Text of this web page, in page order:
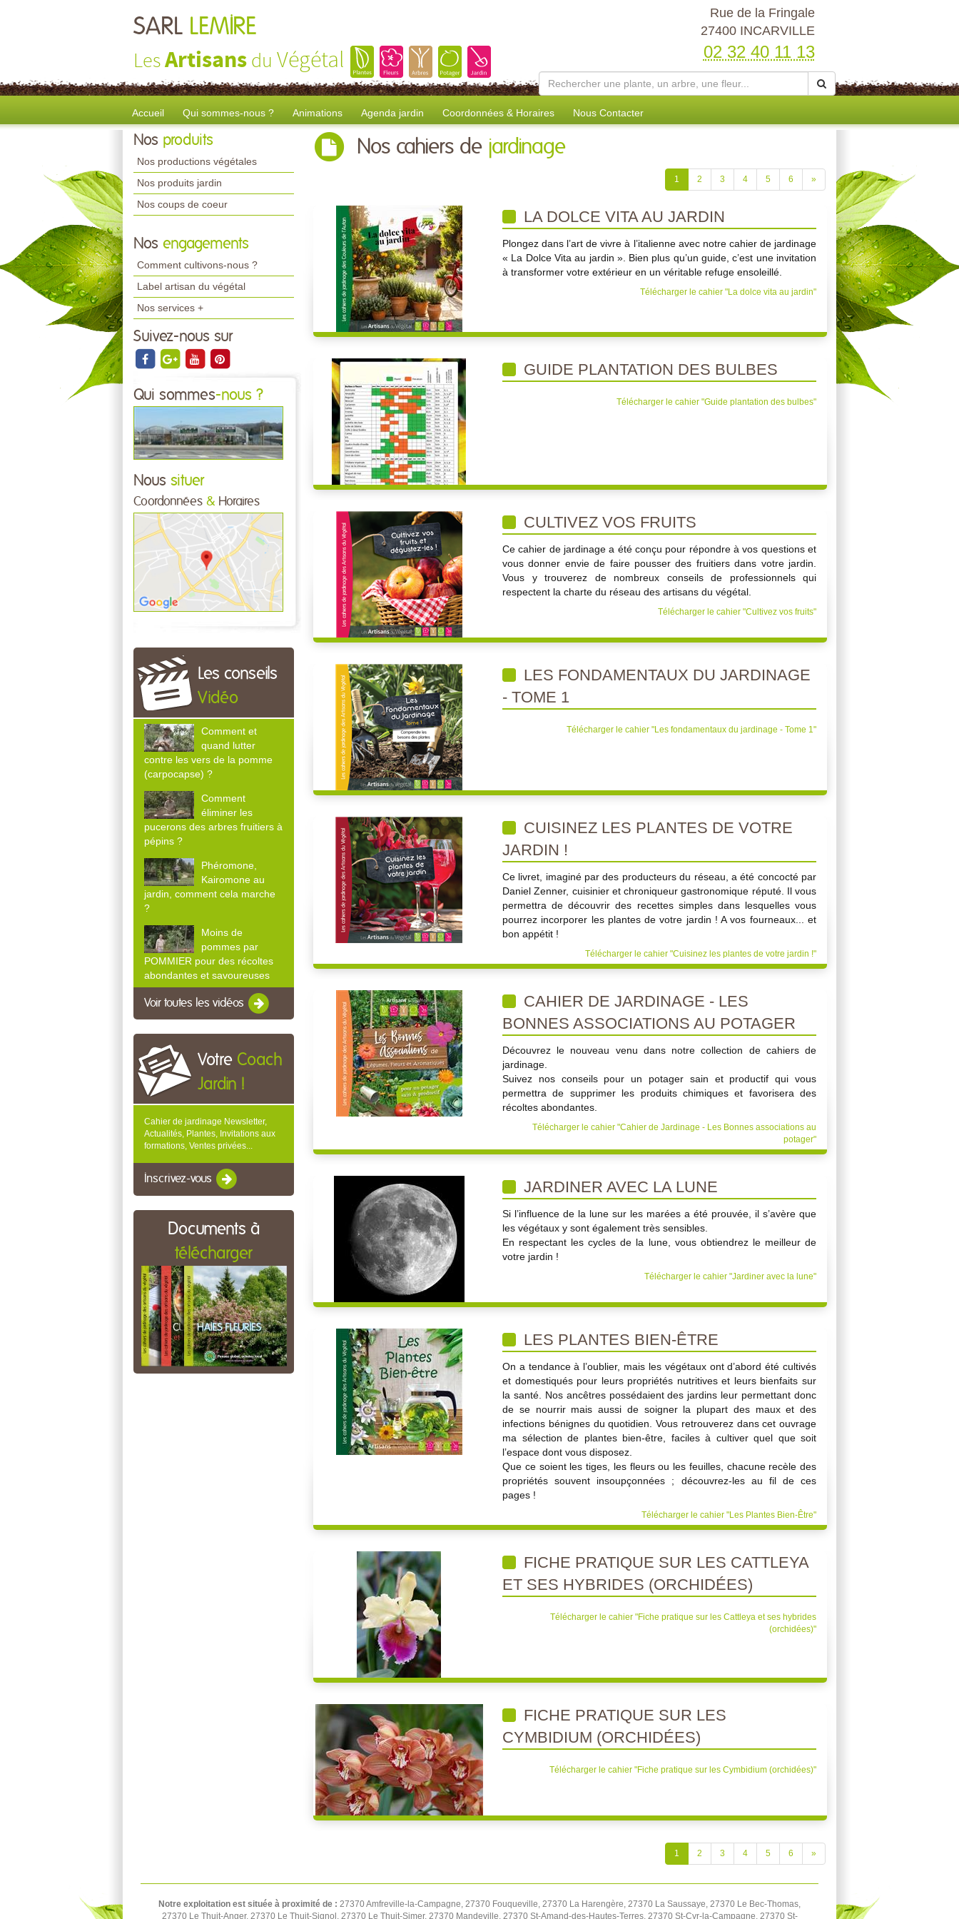
SARL LEMIRE
LesArtisans du Végétal
Rue de la Fringale
27400 INCARVILLE
02 32 40 11 13
Accueil Qui sommes-nous ? Animations Agenda jardin Coordonnées & Horaires Nous Contacter
Nos produits
Nos productions végétales
Nos produits jardin
Nos coups de coeur
Nos engagements
Comment cultivons-nous ?
Label artisan du végétal
Nos services +
Suivez-nous sur
Qui sommes-nous ?
Nous situer
Coordonnées & Horaires
Les conseils
Vidéo
Comment et
quand lutter
contre les vers de la pomme
(carpocapse) ?
Comment
éliminer les
pucerons des arbres fruitiers à
pépins ?
Phéromone,
Kairomone au
jardin, comment cela marche
?
Moins de
pommes par
POMMIER pour des récoltes
abondantes et savoureuses
Voir toutes les vidéos
Votre Coach
Jardin !
Cahier de jardinage Newsletter,
Actualités, Plantes, Invitations aux
formations, Ventes privées...
Inscrivez-vous
Documents à
télécharger
Nos cahiers de jardinage
1 2 3 4 5 6 »
LA DOLCE VITA AU JARDIN
Plongez dans l’art de vivre à l’italienne avec notre cahier de jardinage
« La Dolce Vita au jardin ». Bien plus qu’un guide, c’est une invitation
à transformer votre extérieur en un véritable refuge ensoleillé.
Télécharger le cahier "La dolce vita au jardin"
GUIDE PLANTATION DES BULBES
Télécharger le cahier "Guide plantation des bulbes"
CULTIVEZ VOS FRUITS
Ce cahier de jardinage a été conçu pour répondre à vos questions et
vous donner envie de faire pousser des fruitiers dans votre jardin.
Vous y trouverez de nombreux conseils de professionnels qui
respectent la charte du réseau des artisans du végétal.
Télécharger le cahier "Cultivez vos fruits"
LES FONDAMENTAUX DU JARDINAGE
- TOME 1
Télécharger le cahier "Les fondamentaux du jardinage - Tome 1"
CUISINEZ LES PLANTES DE VOTRE
JARDIN !
Ce livret, imaginé par des producteurs du réseau, a été concocté par
Daniel Zenner, cuisinier et chroniqueur gastronomique réputé. Il vous
permettra de découvrir des recettes simples dans lesquelles vous
pourrez incorporer les plantes de votre jardin ! A vos fourneaux... et
bon appétit !
Télécharger le cahier "Cuisinez les plantes de votre jardin !"
CAHIER DE JARDINAGE - LES
BONNES ASSOCIATIONS AU POTAGER
Découvrez le nouveau venu dans notre collection de cahiers de
jardinage.
Suivez nos conseils pour un potager sain et productif qui vous
permettra de supprimer les produits chimiques et favorisera des
récoltes abondantes.
Télécharger le cahier "Cahier de Jardinage - Les Bonnes associations au
potager"
JARDINER AVEC LA LUNE
Si l’influence de la lune sur les marées a été prouvée, il s’avère que
les végétaux y sont également très sensibles.
En respectant les cycles de la lune, vous obtiendrez le meilleur de
votre jardin !
Télécharger le cahier "Jardiner avec la lune"
LES PLANTES BIEN-ÊTRE
On a tendance à l’oublier, mais les végétaux ont d’abord été cultivés
et domestiqués pour leurs propriétés nutritives et leurs bienfaits sur
la santé. Nos ancêtres possédaient des jardins leur permettant donc
de se nourrir mais aussi de soigner la plupart des maux et des
infections bénignes du quotidien. Vous retrouverez dans cet ouvrage
ma sélection de plantes bien-être, faciles à cultiver quel que soit
l’espace dont vous disposez.
Que ce soient les tiges, les fleurs ou les feuilles, chacune recèle des
propriétés souvent insoupçonnées ; découvrez-les au fil de ces
pages !
Télécharger le cahier "Les Plantes Bien-Être"
FICHE PRATIQUE SUR LES CATTLEYA
ET SES HYBRIDES (ORCHIDÉES)
Télécharger le cahier "Fiche pratique sur les Cattleya et ses hybrides
(orchidées)"
FICHE PRATIQUE SUR LES
CYMBIDIUM (ORCHIDÉES)
Télécharger le cahier "Fiche pratique sur les Cymbidium (orchidées)"
1 2 3 4 5 6 »
Notre exploitation est située à proximité de : 27370 Amfreville-la-Campagne, 27370 Fouqueville, 27370 La Harengère, 27370 La Saussaye, 27370 Le Bec-Thomas,
27370 Le Thuit-Anger, 27370 Le Thuit-Signol, 27370 Le Thuit-Simer, 27370 Mandeville, 27370 St-Amand-des-Hautes-Terres, 27370 St-Cyr-la-Campagne, 27370 St-